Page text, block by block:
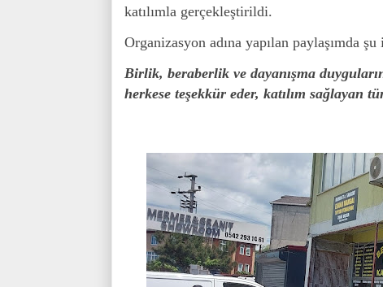
katılımla gerçekleştirildi.
Organizasyon adına yapılan paylaşımda
Birlik, beraberlik ve dayanışma
herkese teşekkür eder, katılım sağlayan